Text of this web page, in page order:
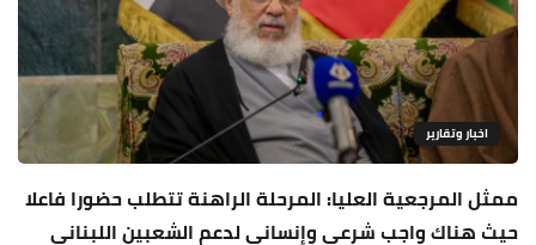
اخبار وتقارير
ممثل المرجعية العليا: المرحلة الراهنة تتطلب حضورا فاعلا
حيث هناك واجب شرعي وإنساني لدعم الشعبين اللبناني